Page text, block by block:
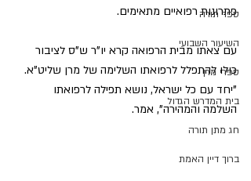
ספר תורה
השיעור השבועי
ספרי מרן
בית המדרש הגדול
חג מתן תורה
ברוך דיין האמת
פתרונות רפואיים מתאימים.
עם צאתו מבית הרפואה קרא יו"ר ש"ס לציבור
כולו להתפלל לרפואתו השלימה של מרן שליט"א.
"יחד עם כל ישראל, נושא תפילה לרפואתו
השלמה והמהירה", אמר.